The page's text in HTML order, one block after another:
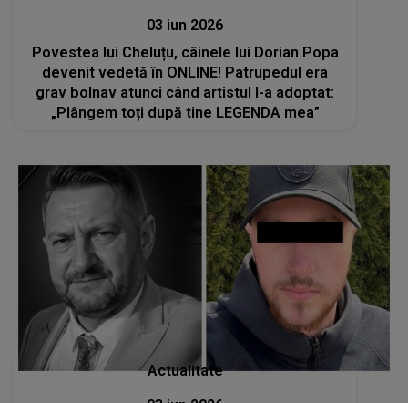
03 iun 2026
Povestea lui Cheluțu, câinele lui Dorian Popa
devenit vedetă în ONLINE! Patrupedul era
grav bolnav atunci când artistul l-a adoptat:
„Plângem toți după tine LEGENDA mea”
Actualitate